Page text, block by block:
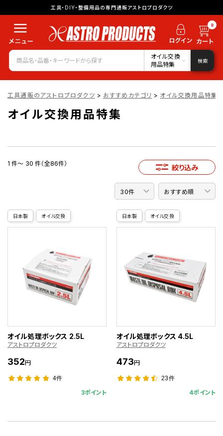
工具・DIY・整備用品の専門通販アストロプロダクツ
0
オイル交換
用品特集
検索
工具通販のアストロプロダクツ > おすすめカテゴリ > オイル交換用品特集
オイル交換用品特集
1 件～ 30 件（全86件） 絞り込み
日本製 オイル交換
オイル処理ボックス 2.5L
アストロプロダクツ
352円
4件
3ポイント
日本製 オイル交換
オイル処理ボックス 4.5L
アストロプロダクツ
473円
23件
4ポイント